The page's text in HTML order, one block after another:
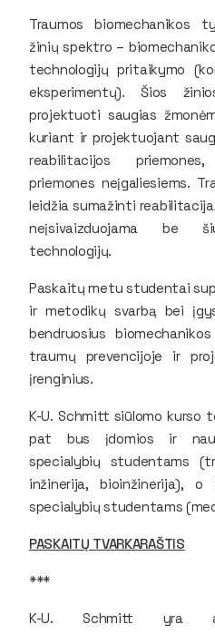
Traumos biomechanikos
žinių spektro –
technologijų pritaikymo
eksperimentų). Šios
projektuoti saugias
kuriant ir projektuojant
reabilitacijos
priemones neįgaliesiems.
leidžia sumažinti
neįsivaizduojama be
technologijų.
Paskaitų metu studentai
ir metodikų svarbą bei
bendruosius
traumų prevencijoje ir
įrenginius.
K-U. Schmitt siūlomo
pat bus įdomios ir
specialybių studentams
inžinerija, bioinžinerija),
specialybių studentams
PASKAITŲ TVARKARAŠTIS
***
K-U. Schmitt yra